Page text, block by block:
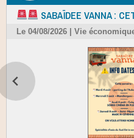
SABAÏDEE VANNA :
Le 04/08/2026 | Vie